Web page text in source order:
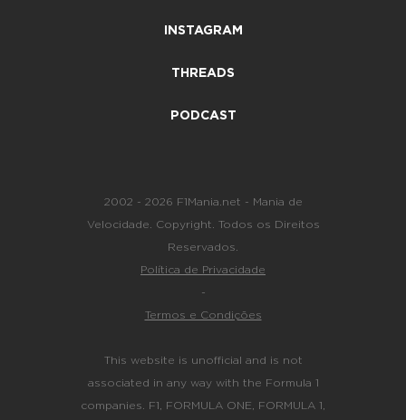
INSTAGRAM
THREADS
PODCAST
2002 - 2026 F1Mania.net - Mania de
Velocidade. Copyright. Todos os Direitos
Reservados.
Política de Privacidade
-
Termos e Condições
This website is unofficial and is not
associated in any way with the Formula 1
companies. F1, FORMULA ONE, FORMULA 1,